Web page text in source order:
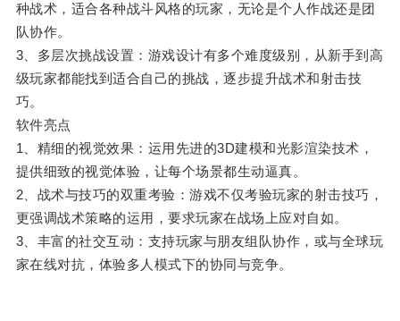
种战术，适合各种战斗风格的玩家，无论是个人作战还是团
队协作。
3、多层次挑战设置：游戏设计有多个难度级别，从新手到高
级玩家都能找到适合自己的挑战，逐步提升战术和射击技
巧。
软件亮点
1、精细的视觉效果：运用先进的3D建模和光影渲染技术，
提供细致的视觉体验，让每个场景都生动逼真。
2、战术与技巧的双重考验：游戏不仅考验玩家的射击技巧，
更强调战术策略的运用，要求玩家在战场上应对自如。
3、丰富的社交互动：支持玩家与朋友组队协作，或与全球玩
家在线对抗，体验多人模式下的协同与竞争。